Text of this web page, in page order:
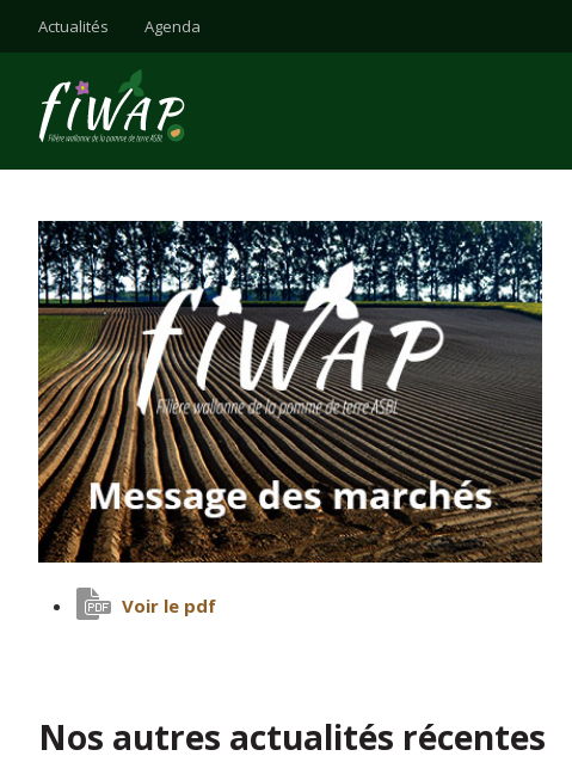
Actualités Agenda
Voir le pdf
Nos autres actualités récentes